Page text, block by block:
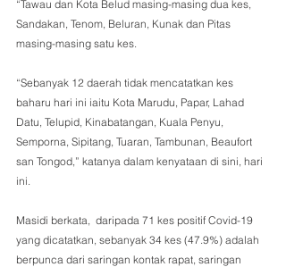
“Tawau dan Kota Belud masing-masing dua kes,
Sandakan, Tenom, Beluran, Kunak dan Pitas
masing-masing satu kes.
“Sebanyak 12 daerah tidak mencatatkan kes
baharu hari ini iaitu Kota Marudu, Papar, Lahad
Datu, Telupid, Kinabatangan, Kuala Penyu,
Semporna, Sipitang, Tuaran, Tambunan, Beaufort
san Tongod,” katanya dalam kenyataan di sini, hari
ini.
Masidi berkata,  daripada 71 kes positif Covid-19
yang dicatatkan, sebanyak 34 kes (47.9%) adalah
berpunca dari saringan kontak rapat, saringan